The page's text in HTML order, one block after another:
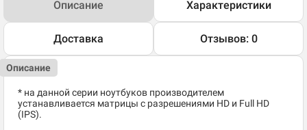
Описание Характеристики
Доставка Отзывов: 0
Описание
* на данной серии ноутбуков производителем
устанавливается матрицы с разрешениями HD и Full HD
(IPS).